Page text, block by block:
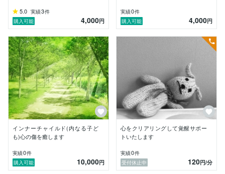
【過去の支援実績】
〇大手派遣会社にて
延べ年間300名の個人クライエントと年間60社の面談支
援
〇自立支援事業にて
自立支援(住居などの生活全般)相談、履歴書や面接指
導、就職後の定期支援
※詳しく記せなくてごめんなさい、残念です。
幼い頃から「占い」に興味を持ち、自分の人生をなんと
かしたいと「心理学」を学び、『真理』に拠り所を求め
て「スピリチュアル」を学んで再スタートします。(も
ともと霊能家系です)
ご相談内容には、心理学とスピリチュアル、真理を掛け
れたアドバイスをお伝えしていきます。
5.0 実績3件
購入可能
4,000円
実績0件
購入可能
4,000円
インナーチャイルド(内なる子ど
も)心の傷を癒します
実績0件
購入可能
10,000円
心をクリアリングして覚醒サポー
トいたします
実績0件
受付休止中
120円/分